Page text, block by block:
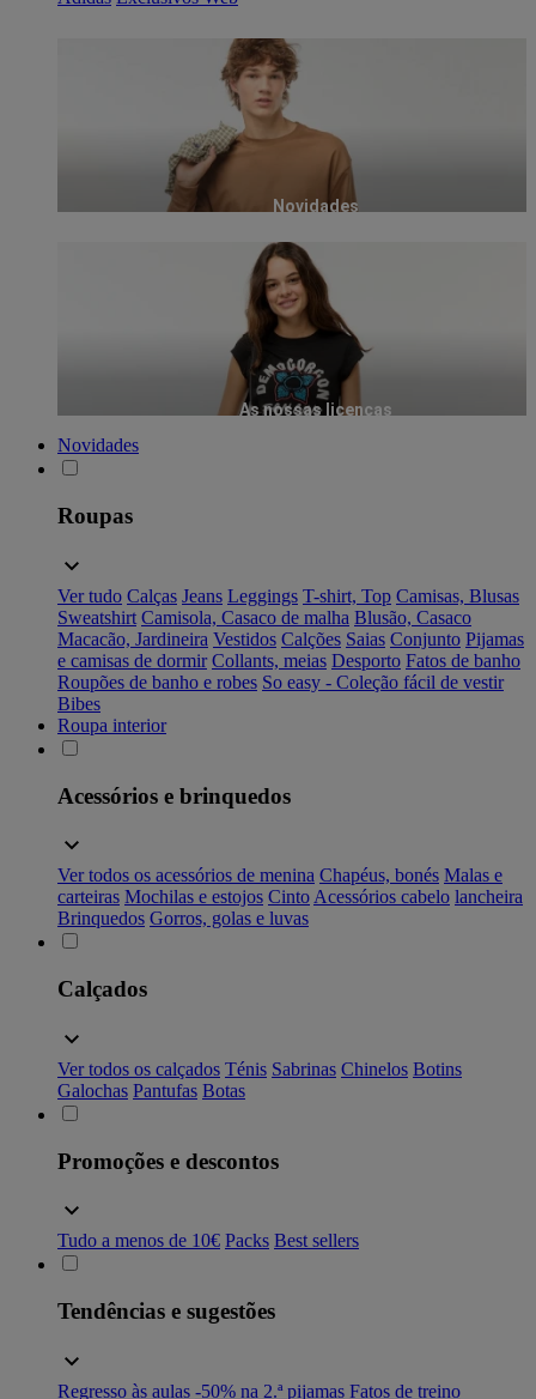
Novidades
As nossas licenças
Novidades
Roupas
Ver tudo Calças Jeans Leggings T-shirt, Top Camisas, Blusas
Sweatshirt Camisola, Casaco de malha Blusão, Casaco
Macacão, Jardineira Vestidos Calções Saias Conjunto Pijamas
e camisas de dormir Collants, meias Desporto Fatos de banho
Roupões de banho e robes So easy - Coleção fácil de vestir
Bibes
Roupa interior
Acessórios e brinquedos
Ver todos os acessórios de menina Chapéus, bonés Malas e
carteiras Mochilas e estojos Cinto Acessórios cabelo lancheira
Brinquedos Gorros, golas e luvas
Calçados
Ver todos os calçados Ténis Sabrinas Chinelos Botins
Galochas Pantufas Botas
Promoções e descontos
Tudo a menos de 10€ Packs Best sellers
Tendências e sugestões
Regresso às aulas -50% na 2.ª pijamas Fatos de treino